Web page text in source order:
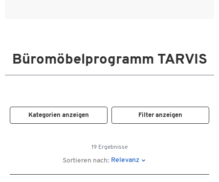
Büromöbelprogramm TARVIS
Kategorien anzeigen Filter anzeigen
19 Ergebnisse
Sortieren nach: Relevanz